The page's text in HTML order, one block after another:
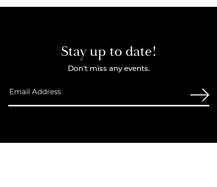
Stay up to date!
Don't miss any events.